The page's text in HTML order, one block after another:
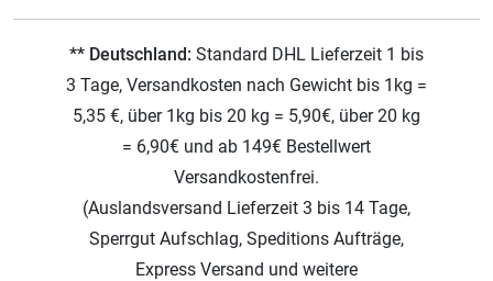
** Deutschland: Standard DHL Lieferzeit 1 bis
3 Tage, Versandkosten nach Gewicht bis 1kg =
5,35 €, über 1kg bis 20 kg = 5,90€, über 20 kg
= 6,90€ und ab 149€ Bestellwert
Versandkostenfrei.
(Auslandsversand Lieferzeit 3 bis 14 Tage,
Sperrgut Aufschlag, Speditions Aufträge,
Express Versand und weitere